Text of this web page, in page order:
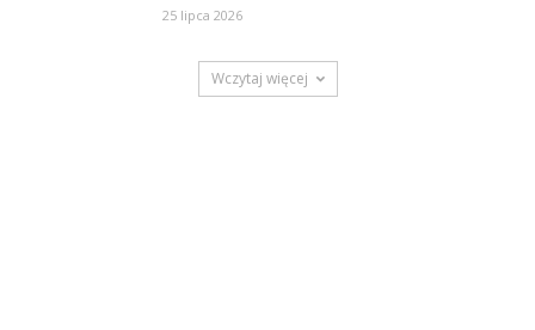
25 lipca 2026
Wczytaj więcej